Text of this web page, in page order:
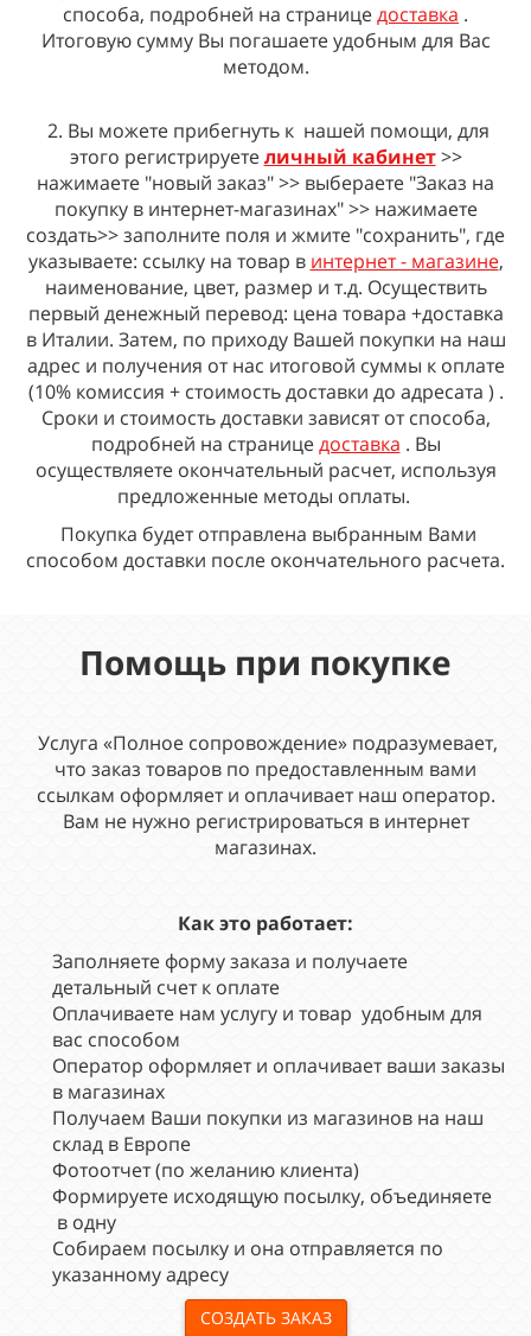
способа, подробней на страницедоставка .
Итоговую сумму Вы погашаете удобным для Вас
методом.
2. Вы можете прибегнуть к нашей помощи, для
этого регистрируетеличный кабинет>>
нажимаете "новый заказ" >> выбераете "Заказ на
покупку в интернет-магазинах" >> нажимаете
создать>> заполните поля и жмите "сохранить", где
указываете: ссылку на товар в интернет - магазине,
наименование, цвет, размер и т.д. Осуществить
первый денежный перевод: цена товара +доставка
в Италии. Затем, по приходу Вашей покупки на наш
адрес и получения от нас итоговой суммы к оплате
(10% комиссия + стоимость доставки до адресата ) .
Сроки и стоимостьдоставки зависят от способа,
подробней на страницедоставка . Вы
осуществляете окончательный расчет, используя
предложенные методы оплаты.
Покупка будет отправлена выбранным Вами
способом доставки после окончательного расчета.
Помощь при покупке
Услуга «Полное сопровождение» подразумевает,
что заказ товаров по предоставленным вами
ссылкам оформляет и оплачивает наш оператор.
Вам не нужно регистрироваться в интернет
магазинах.
Как это работает:
Заполняете форму заказа и получаете
детальный счет к оплате
Оплачиваете нам услугу и товар удобным для
вас способом
Оператор оформляет и оплачивает ваши заказы
в магазинах
Получаем Ваши покупки из магазинов на наш
склад в Европе
Фотоотчет (по желанию клиента)
Формируете исходящую посылку, объединяете
в одну
Собираем посылку и она отправляется по
указанному адресу
СОЗДАТЬ ЗАКАЗ